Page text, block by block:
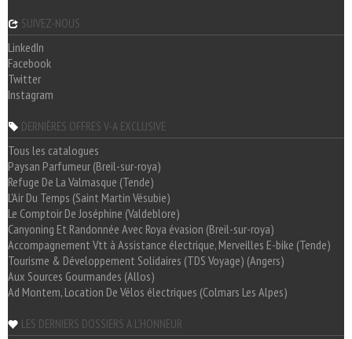
SUIVEZ-NOUS
LinkedIn
Facebook
Twitter
Instagram
DERNIÈRES OFFRES V-A EXCLUSIVE
Tous les catalogues
Paysan Parfumeur (Breil-sur-roya)
Refuge De La Valmasque (Tende)
L'Air Du Temps (Saint Martin Vésubie)
Le Comptoir De Joséphine (Valdeblore)
Canyoning Et Randonnée Avec Roya évasion (Breil-sur-roya)
Accompagnement Vtt à Assistance électrique, Merveilles E-bike (Tende)
Tourisme & Développement Solidaires (TDS Voyage) (Angers)
Aux Sources Gourmandes (Allos)
Ad Montem, Location De Vélos électriques (Colmars Les Alpes)
LES DERNIERS DOSSIERS A L'HONNEUR